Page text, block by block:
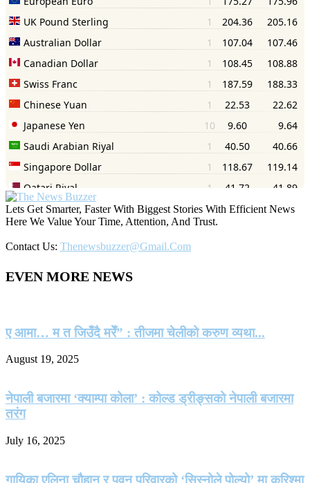
Lets Get Smarter, Faster With Biggest Stories With Efficient News
Here We Value Your Time, Attention, And Trust.
Contact Us: Thenewsbuzzer@gmail.com
EVEN MORE NEWS
ए आमा… म त जिउँदै मरेँ” : तीजमा चेलीको करुण व्यथा...
August 19, 2025
नेपाली बजारमा ‘क्याम्पा कोला’ : कोल्ड ड्रीङ्सको नेपाली बजारमा
तरंग
July 16, 2025
गायिका एलिना चौहान र पवन परिवारको ‘सिस्नोले पोल्यो’ मा करिश्मा